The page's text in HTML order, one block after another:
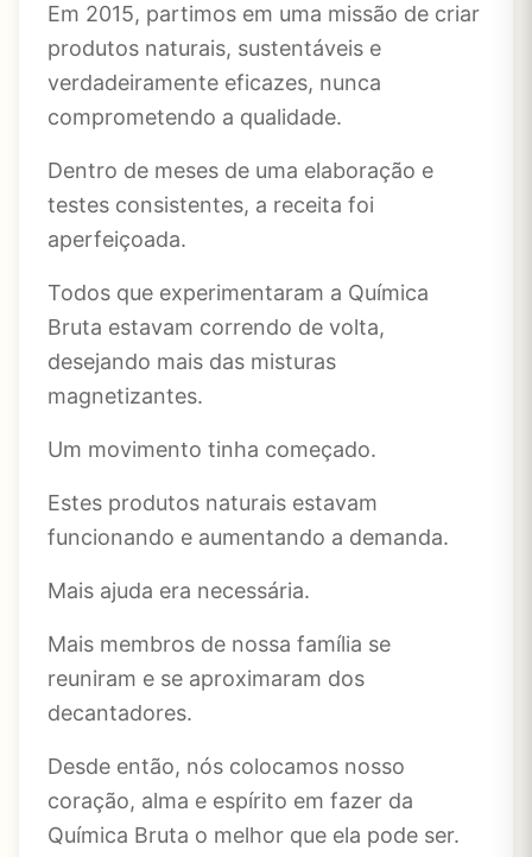
Em 2015, partimos em uma missão de criar
produtos naturais, sustentáveis e
verdadeiramente eficazes, nunca
comprometendo a qualidade.
Dentro de meses de uma elaboração e
testes consistentes, a receita foi
aperfeiçoada.
Todos que experimentaram a Química
Bruta estavam correndo de volta,
desejando mais das misturas
magnetizantes.
Um movimento tinha começado.
Estes produtos naturais estavam
funcionando e aumentando a demanda.
Mais ajuda era necessária.
Mais membros de nossa família se
reuniram e se aproximaram dos
decantadores.
Desde então, nós colocamos nosso
coração, alma e espírito em fazer da
Química Bruta o melhor que ela pode ser.